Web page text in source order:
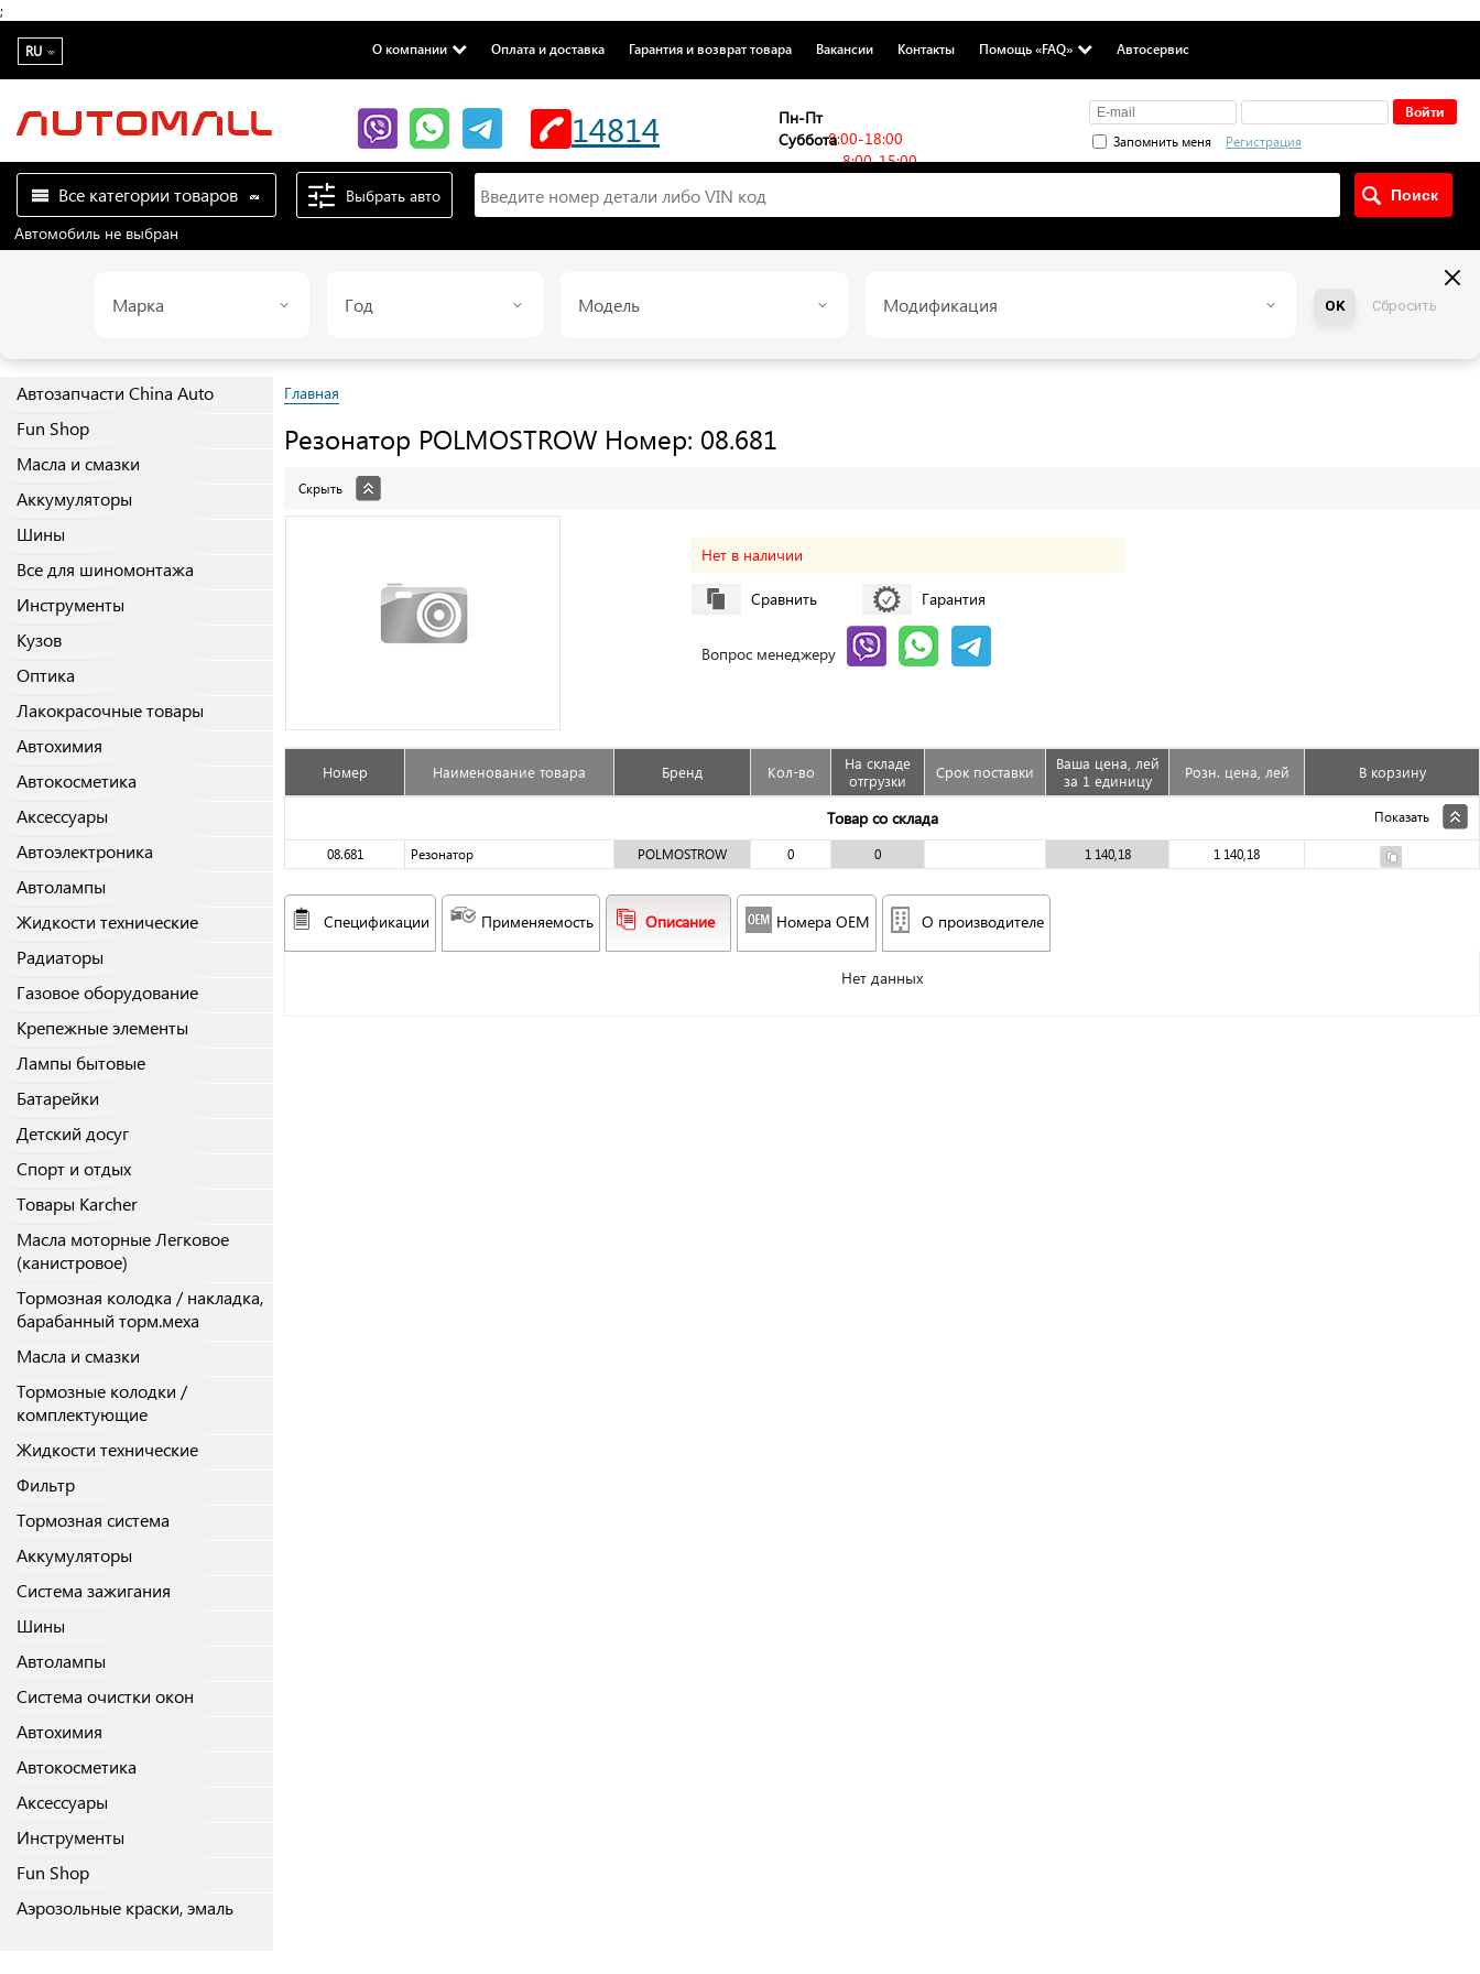
;
RU О компании Оплата и доставка Гарантия и возврат товара Вакансии Контакты Помощь «FAQ» Автосервис
14814
Пн-Пт
8:00-18:00
Суббота
8:00-15:00
Запомнить меня Регистрация
Все категории товаров
Выбрать авто
Автомобиль не выбран
Марка Год Модель Модификация OK Сбросить
Автозапчасти China Auto
Fun Shop
Масла и смазки
Аккумуляторы
Шины
Все для шиномонтажа
Инструменты
Кузов
Оптика
Лакокрасочные товары
Автохимия
Автокосметика
Аксессуары
Автоэлектроника
Автолампы
Жидкости технические
Радиаторы
Газовое оборудование
Крепежные элементы
Лампы бытовые
Батарейки
Детский досуг
Спорт и отдых
Товары Karcher
Масла моторные Легковое
(канистровое)
Тормозная колодка / накладка,
барабанный торм.меха
Масла и смазки
Тормозные колодки /
комплектующие
Жидкости технические
Фильтр
Тормозная система
Аккумуляторы
Система зажигания
Шины
Автолампы
Система очистки окон
Автохимия
Автокосметика
Аксессуары
Инструменты
Fun Shop
Аэрозольные краски, эмаль
Главная
Резонатор POLMOSTROW Номер: 08.681
Скрыть
Нет в наличии
Сравнить Гарантия
Вопрос менеджеру
Номер Наименование товара Бренд Кол-во
На складе
отгрузки
Срок поставки
Ваша цена, лей
за 1 единицу
Розн. цена, лей В корзину
Товар со склада Показать
08.681 Резонатор POLMOSTROW 0 0 1 140,18 1 140,18
Спецификации Применяемость Описание Номера OEM О производителе
Нет данных